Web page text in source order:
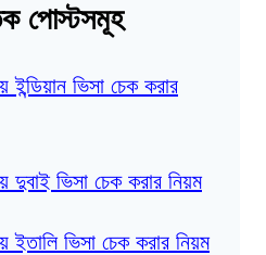
পোস্টসমূহ
ইন্ডিয়ান ভিসা চেক করার
দুবাই ভিসা চেক করার নিয়ম
ইতালি ভিসা চেক করার নিয়ম